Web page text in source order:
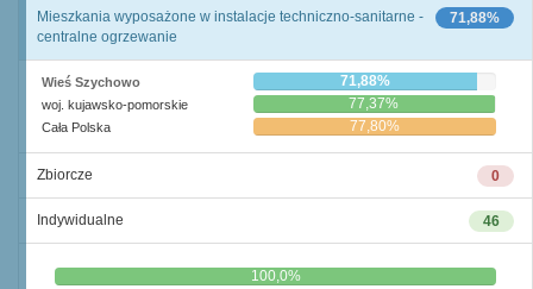
71,88%
Mieszkania wyposażone w instalacje techniczno-sanitarne -
centralne ogrzewanie
Wieś Szychowo 71,88%
woj. kujawsko-pomorskie 77,37%
Cała Polska 77,80%
0
Zbiorcze
46
Indywidualne
0,0% 100,0%